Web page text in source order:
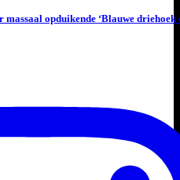
opduikende ‘Blauwe driehoek